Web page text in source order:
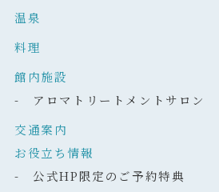
温泉
料理
館内施設
- アロマトリートメントサロン
交通案内
お役立ち情報
- 公式HP限定のご予約特典